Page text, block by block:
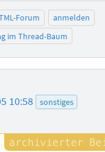
Forum
anmelden
im Thread-Baum
10:58 sonstiges